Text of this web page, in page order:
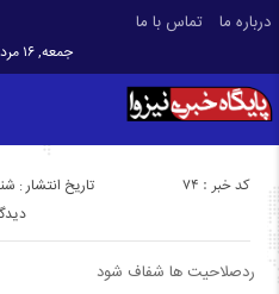
درباره ما تماس با ما
جمعه, ۱۶ مرداد , ۱۴۰۵
تاریخ انتشار : شنبه ۲۱ فروردین کد خبر : 74
ردصلاحیت ها شفاف شود